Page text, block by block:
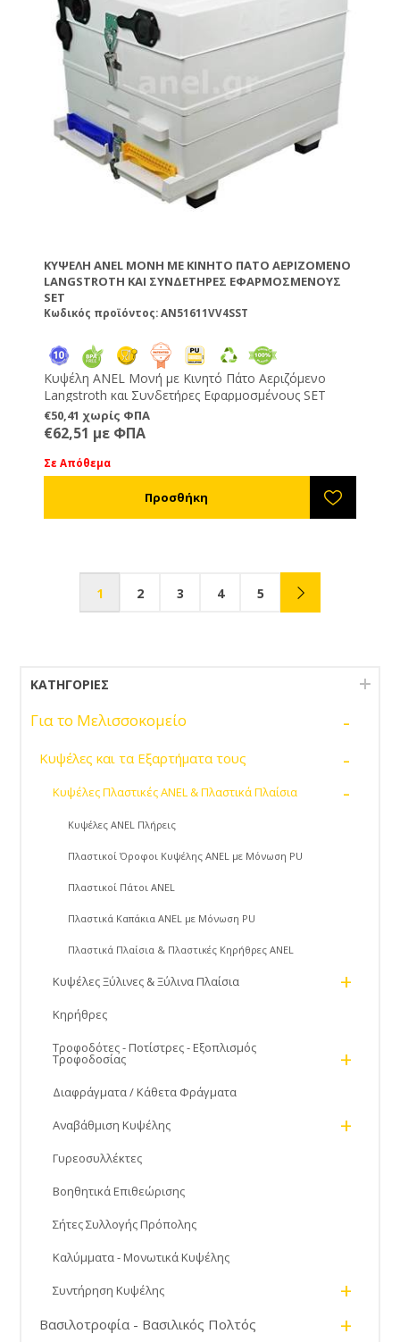
για σφιχτά μέλια όπως το έλατο και η βανίλια
Μαινάλου. Όλες οι πλαστικές κηρήθρες ANEL
διατίθενται επικερωμένες ή ακέρωτες. Εάν θέλετε να
κερώσετε εσείς τις κηρήθρες μπορείτε ή να τις
εμβαπτίσετε σε λιωμένο κερί θερμοκρασίας 60-70ºC
ή να τις κερώσετε με τη βοήθεια ενός ρολού το
οποίο βουτάτε μέσα στο λιωμένο κερί.
Κατασκευασμένη από πλαστικό κατάλληλο για
τρόφιμα. TIP: Η πλαστική κηρήθρα ANEL
απολυμαίνεται σε διάλυμα καυστικής ποτάσας 5% σε
θερμοκρασία 80ºC.
ΚΥΨΈΛΗ ANEL ΜΟΝΉ ΜΕ ΚΙΝΗΤΌ ΠΆΤΟ ΑΕΡΙΖΌΜΕΝΟ
LANGSTROTH ΚΑΙ ΣΥΝΔΕΤΉΡΕΣ ΕΦΑΡΜΟΣΜΈΝΟΥΣ
SET
Κωδικός προϊόντος: AN51611VV4SST
Κυψέλη ANEL Μονή με Κινητό Πάτο Αεριζόμενο
Langstroth και Συνδετήρες Εφαρμοσμένους SET
€50,41 χωρίς ΦΠΑ
€62,51 με ΦΠΑ
Σε Απόθεμα
1 2 3 4 5
ΚΑΤΗΓΟΡΊΕΣ
Για το Μελισσοκομείο -
Κυψέλες και τα Εξαρτήματα τους -
Κυψέλες Πλαστικές ANEL & Πλαστικά Πλαίσια -
Κυψέλες ANEL Πλήρεις
Πλαστικοί Όροφοι Κυψέλης ANEL με Μόνωση PU
Πλαστικοί Πάτοι ANEL
Πλαστικά Καπάκια ANEL με Μόνωση PU
Πλαστικά Πλαίσια & Πλαστικές Κηρήθρες ANEL
Κυψέλες Ξύλινες & Ξύλινα Πλαίσια +
Κηρήθρες
Τροφοδότες - Ποτίστρες - Εξοπλισμός
Τροφοδοσίας +
Διαφράγματα / Κάθετα Φράγματα
Αναβάθμιση Κυψέλης +
Γυρεοσυλλέκτες
Βοηθητικά Επιθεώρισης
Σήτες Συλλογής Πρόπολης
Καλύμματα - Μονωτικά Κυψέλης
Συντήρηση Κυψέλης +
Βασιλοτροφία - Βασιλικός Πολτός +